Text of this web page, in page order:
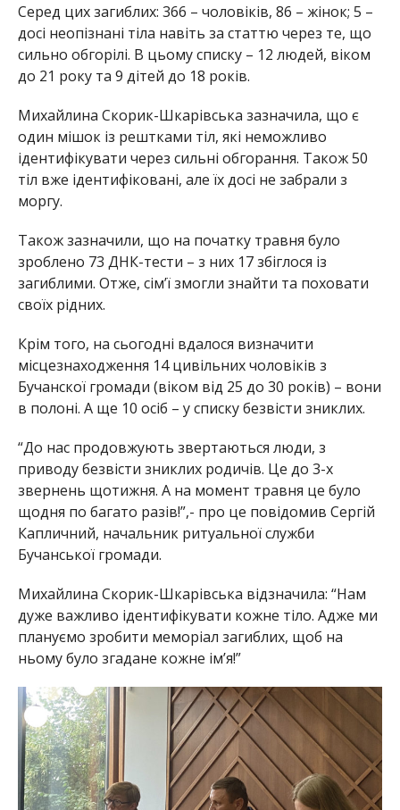
Серед цих загиблих: 366 – чоловіків, 86 – жінок; 5 –
досі неопізнані тіла навіть за статтю через те, що
сильно обгорілі. В цьому списку – 12 людей, віком
до 21 року та 9 дітей до 18 років.
Михайлина Скорик-Шкарівська зазначила, що є
один мішок із рештками тіл, які неможливо
ідентифікувати через сильні обгорання. Також 50
тіл вже ідентифіковані, але їх досі не забрали з
моргу.
Також зазначили, що на початку травня було
зроблено 73 ДНК-тести – з них 17 збіглося із
загиблими. Отже, сім’ї змогли знайти та поховати
своїх рідних.
Крім того, на сьогодні вдалося визначити
місцезнаходження 14 цивільних чоловіків з
Бучанскої громади (віком від 25 до 30 років) – вони
в полоні. А ще 10 осіб – у списку безвісти зниклих.
“До нас продовжують звертаються люди, з
приводу безвісти зниклих родичів. Це до 3-х
звернень щотижня. А на момент травня це було
щодня по багато разів!”,- про це повідомив Сергій
Капличний, начальник ритуальної служби
Бучанської громади.
Михайлина Скорик-Шкарівська відзначила: “Нам
дуже важливо ідентифікувати кожне тіло. Адже ми
плануємо зробити меморіал загиблих, щоб на
ньому було згадане кожне ім’я!”